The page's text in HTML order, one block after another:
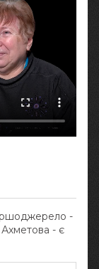
-
- є